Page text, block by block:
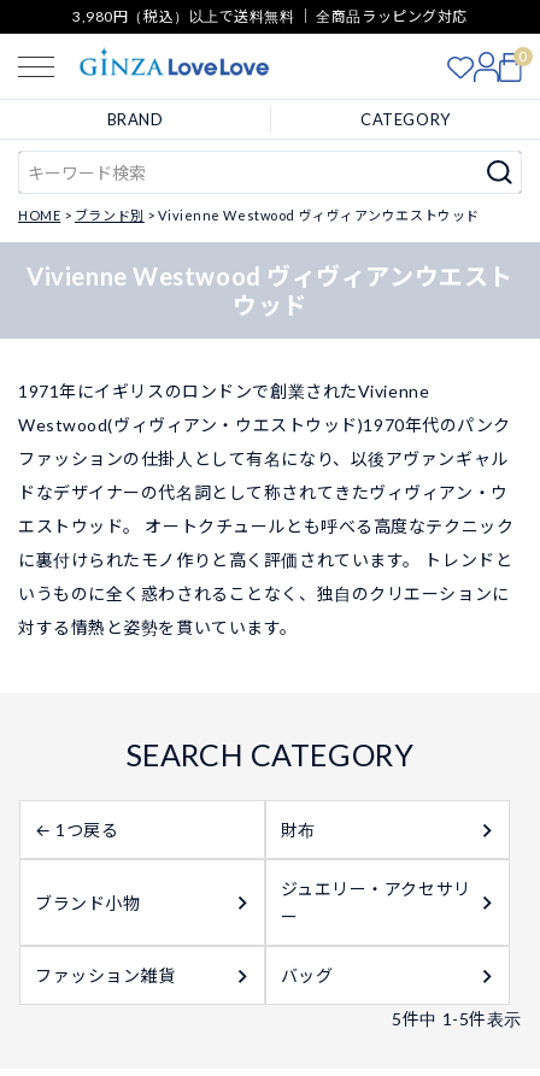
3,980円（税込）以上で送料無料 ｜ 全商品ラッピング対応
0
BRAND CATEGORY
HOME ブランド別 Vivienne Westwood ヴィヴィアンウエストウッド
Vivienne Westwood ヴィヴィアンウエスト
ウッド
1971年にイギリスのロンドンで創業されたVivienne
Westwood(ヴィヴィアン・ウエストウッド)1970年代のパンク
ファッションの仕掛人として有名になり、以後アヴァンギャル
ドなデザイナーの代名詞として称されてきたヴィヴィアン・ウ
エストウッド。 オートクチュールとも呼べる高度なテクニック
に裏付けられたモノ作りと高く評価されています。 トレンドと
いうものに全く惑わされることなく、独自のクリエーションに
対する情熱と姿勢を貫いています。
← 1つ戻る 財布
ブランド小物
ジュエリー・アクセサリ
ー
ファッション雑貨 バッグ
5件中 1 -5件表示